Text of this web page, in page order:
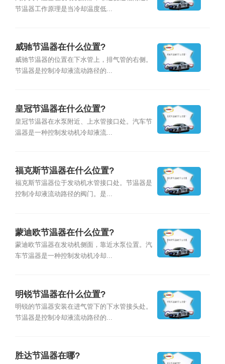
节温器工作原理是当冷却温度低...
威驰节温器在什么位置?
威驰节温器的位置在下水管上，排气管的右侧。
节温器是控制冷却液流动路径的...
皇冠节温器在什么位置?
皇冠节温器在水泵附近、上水管接口处。汽车节
温器是一种控制发动机冷却液流...
福克斯节温器在什么位置?
福克斯节温器位于发动机水管接口处。节温器是
控制冷却液流动路径的阀门。是...
蒙迪欧节温器在什么位置?
蒙迪欧节温器在发动机侧面，靠近水泵位置。汽
车节温器是一种控制发动机冷却...
明锐节温器在什么位置?
明锐的节温器安装在进气管下的下水管接头处。
节温器是控制冷却液流动路径的...
胜达节温器在哪?